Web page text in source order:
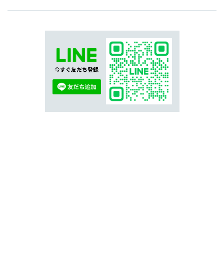
今すぐ友だち登録